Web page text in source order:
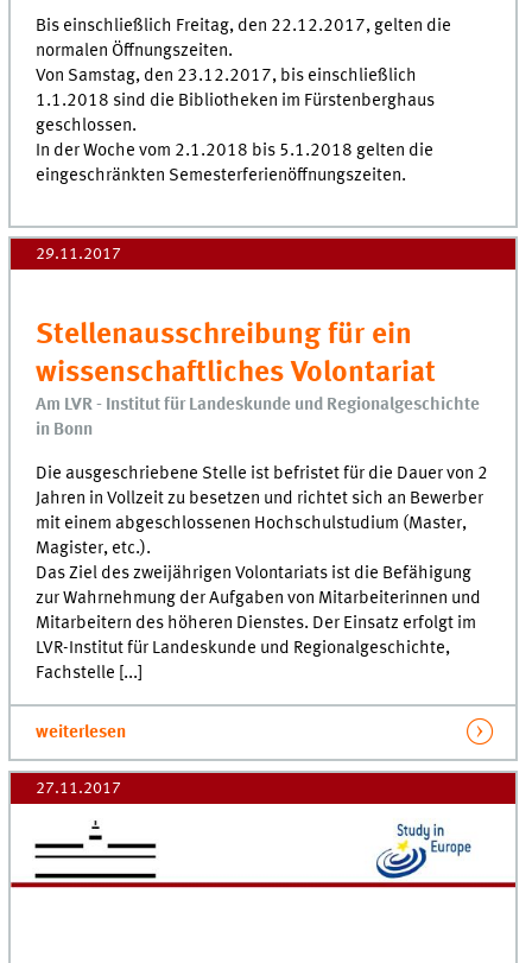
Bis einschließlich Freitag, den 22.12.2017, gelten die
normalen Öffnungszeiten.
Von Samstag, den 23.12.2017, bis einschließlich
1.1.2018 sind die Bibliotheken im Fürstenberghaus
geschlossen.
In der Woche vom 2.1.2018 bis 5.1.2018 gelten die
eingeschränkten Semesterferienöffnungszeiten.
29.11.2017
Stellenausschreibung für ein
wissenschaftliches Volontariat
Am LVR - Institut für Landeskunde und Regionalgeschichte
in Bonn
Die ausgeschriebene Stelle ist befristet für die Dauer von 2
Jahren in Vollzeit zu besetzen und richtet sich an Bewerber
mit einem abgeschlossenen Hochschulstudium (Master,
Magister, etc.).
Das Ziel des zweijährigen Volontariats ist die Befähigung
zur Wahrnehmung der Aufgaben von Mitarbeiterinnen und
Mitarbeitern des höheren Dienstes. Der Einsatz erfolgt im
LVR-Institut für Landeskunde und Regionalgeschichte,
Fachstelle [...]
weiterlesen
27.11.2017